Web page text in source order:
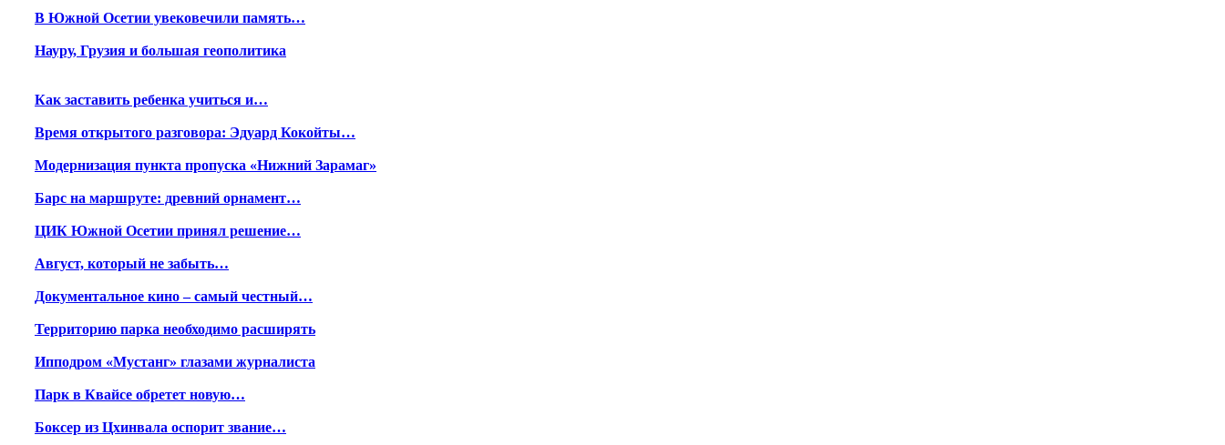
В Южной Осетии увековечили память…
Науру, Грузия и большая геополитика
Как заставить ребенка учиться и…
Время открытого разговора: Эдуард Кокойты…
Модернизация пункта пропуска «Нижний Зарамаг»
Барс на маршруте: древний орнамент…
ЦИК Южной Осетии принял решение…
Август, который не забыть…
Документальное кино – самый честный…
Территорию парка необходимо расширять
Ипподром «Мустанг» глазами журналиста
Парк в Квайсе обретет новую…
Боксер из Цхинвала оспорит звание…